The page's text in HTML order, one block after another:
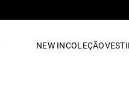
NEW INCOLEÇÃO